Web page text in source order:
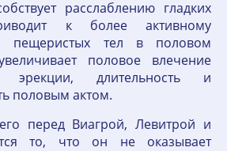
расслаблению гладких
к более активному
пещеристых тел в половом
половое влечение
эрекции, длительность и
половым актом.
перед Виагрой, Левитрой и
то, что он не оказывает